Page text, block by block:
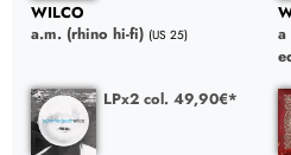
WILCO
a.m. (rhino hi-fi) (US 25)
a
LPx2 col. 49,90€*